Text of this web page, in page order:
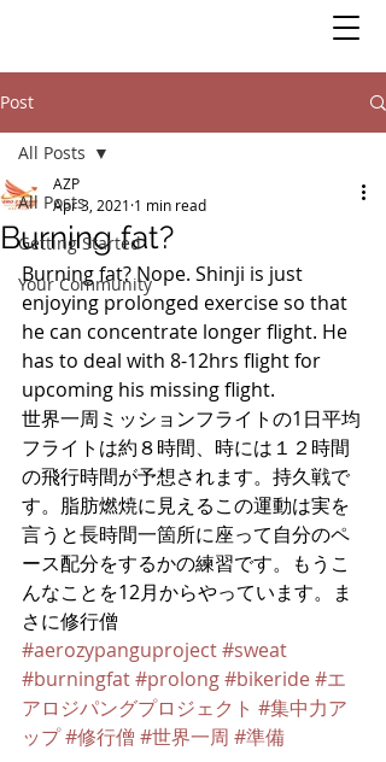
Post
All Posts
Getting Started
Your Community
All Posts
Burning fat?
AZP
Apr 3, 2021 1 min read
Burning fat? Nope. Shinji is just
enjoying prolonged exercise so that
he can concentrate longer flight. He
has to deal with 8-12hrs flight for
upcoming his missing flight.
世界一周ミッションフライトの1日平均
フライトは約８時間、時には１２時間
の飛行時間が予想されます。持久戦で
す。脂肪燃焼に見えるこの運動は実を
言うと長時間一箇所に座って自分のペ
ース配分をするかの練習です。もうこ
んなことを12月からやっています。ま
さに修行僧
#aerozypanguproject#sweat
#burningfat#prolong#bikeride #エ
アロジパングプロジェクト #集中力ア
ップ#修行僧 #世界一周 #準備